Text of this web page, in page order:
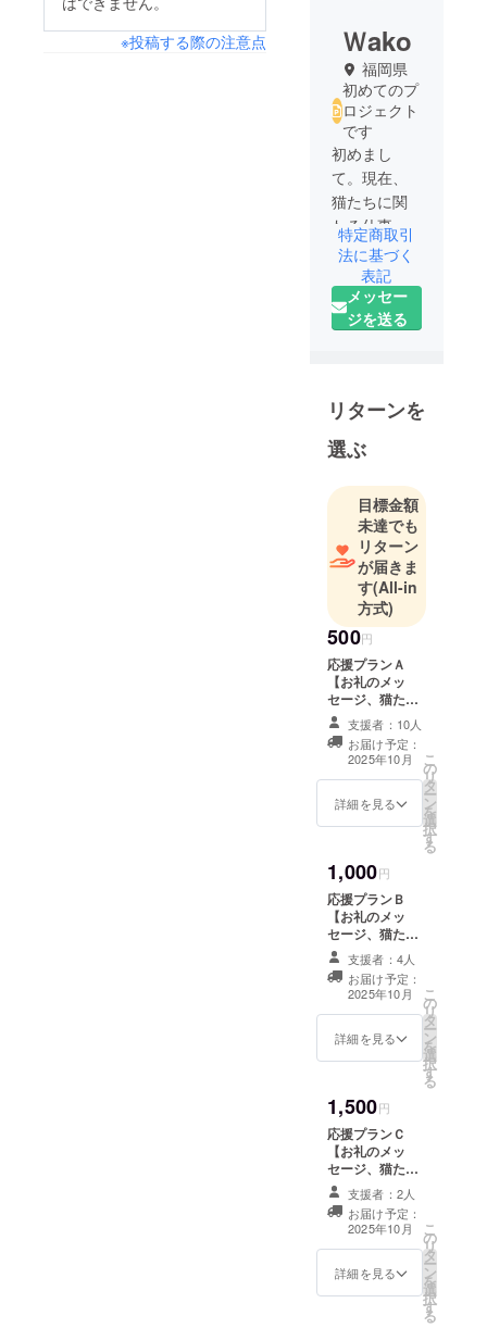
※投稿する際の注意点
Ｗako
福岡県
初めてのプ
ロジェクト
です
初めまし
て。現在、
猫たちに関
わる仕事の
傍ら、少し
づつですが
保護猫活動
をしていま
沢山の猫た
ちに囲まれ
て過ごして
きました。
特にお外の
過酷な環境
の中で生き
ている野良
猫たちが少
しでも安心
して過ごせ
ますように
と活動して
います。人
間と猫たち
が平和に暮
らせる優し
い社会とな
から願いま
す。
特定商取引
法に基づく
表記
メッセー
ジを送る
リターンを
選ぶ
目標金額
未達でも
リターン
が届きま
す(All-in
方式)
500円
応援プランＡ
【お礼のメッ
セージ、猫たち
の写真、活動報
告】 感謝の気持
ちを込めて、お
礼のメッセー
ジ、活動報告と
ともに猫たちの
メールにＵＲＬ
を記載します。
このリターン
はプランＡ〜Ｄ
に共通です。
支援者：10人
お届け予定：
2025年10月
詳細を見る
こ
の
リ
タ
ー
ン
を
選
択
す
る
1,000円
応援プランＢ
【お礼のメッ
セージ、猫たち
の写真、活動報
告】 感謝の気持
ちを込めて、お
礼のメッセー
ジ、活動報告と
ともに猫たちの
メールにＵＲＬ
を記載します。
このリターン
はプランＡ〜Ｄ
に共通です。
支援者：4人
お届け予定：
2025年10月
詳細を見る
こ
の
リ
タ
ー
ン
を
選
択
す
る
1,500円
応援プランＣ
【お礼のメッ
セージ、猫たち
の写真、活動報
告】 感謝の気持
ちを込めて、お
礼のメッセー
ジ、活動報告と
ともに猫たちの
支援者：2人
お届け予定：
2025年10月
詳細を見る
こ
の
リ
タ
ー
ン
を
選
択
す
る